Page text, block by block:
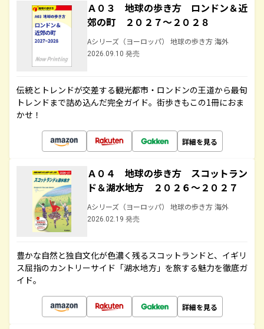
Ａ０３ 地球の歩き方 ロンドン＆近
郊の町 ２０２７～２０２８
Aシリーズ（ヨーロッパ） 地球の歩き方 海外
2026.09.10 発売
伝統とトレンドが交差する観光都市・ロンドンの王道から最旬
トレンドまで詰め込んだ完全ガイド。街歩きもこの1冊におま
かせ！
詳細を見る
Ａ０４ 地球の歩き方 スコットラン
ド＆湖水地方 ２０２６～２０２７
Aシリーズ（ヨーロッパ） 地球の歩き方 海外
2026.02.19 発売
豊かな自然と独自文化が色濃く残るスコットランドと、イギリ
ス屈指のカントリーサイド「湖水地方」を旅する魅力を徹底ガ
イド。
詳細を見る